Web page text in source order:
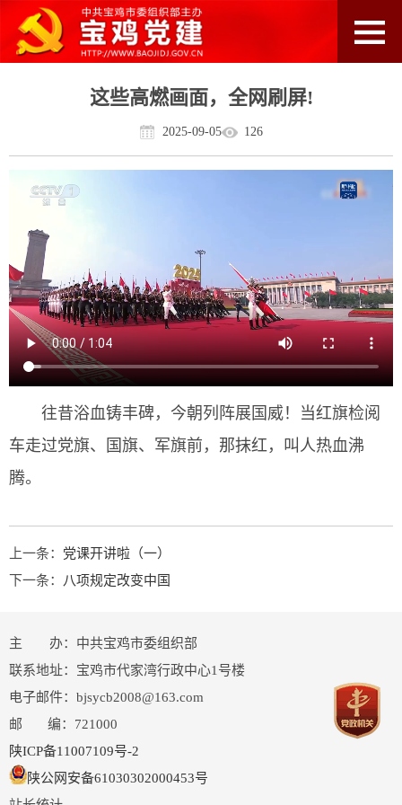
这些高燃画面，全网刷屏!
2025-09-05 126
往昔浴血铸丰碑，今朝列阵展国威！当红旗检阅
车走过党旗、国旗、军旗前，那抹红，叫人热血沸
腾。
上一条： 党课开讲啦（一）
下一条：
八项规定改变中国
主 办：中共宝鸡市委组织部
联系地址：宝鸡市代家湾行政中心1号楼
电子邮件：bjsycb2008@163.com
邮 编：721000
陕ICP备11007109号-2
陕公网安备61030302000453号